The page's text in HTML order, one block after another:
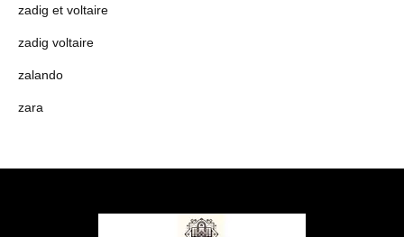
zadig et voltaire
zadig voltaire
zalando
zara